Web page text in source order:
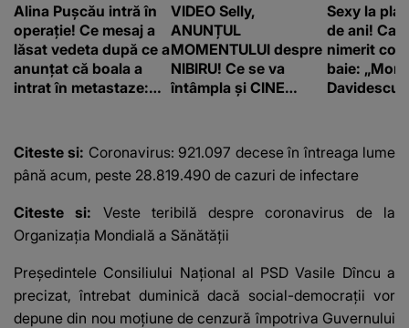
Alina Pușcău intră în
operație! Ce mesaj a
lăsat vedeta după ce a
anunțat că boala a
intrat în metastaze:
VIDEO Selly,
ANUNȚUL
MOMENTULUI despre
NIBIRU! Ce se va
întâmpla și CINE
e ciudă că..."
Sexy la
de ani!
nimerit
baie:
Davidescu
Citeste si: Coronavirus: 921.097 decese în întreaga lume
până acum, peste 28.819.490 de cazuri de infectare
Citeste si: Veste teribilă despre coronavirus de la
Organizația Mondială a Sănătății
Preşedintele Consiliului Naţional al PSD Vasile Dîncu a
precizat, întrebat duminică dacă social-democraţii vor
depune din nou moţiune de cenzură împotriva Guvernului